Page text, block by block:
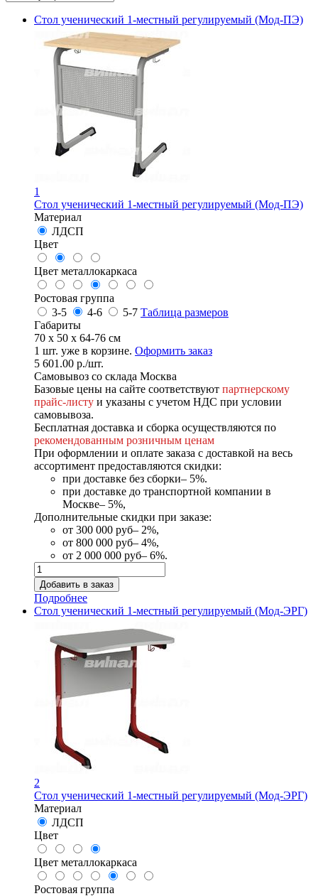
Стол ученический 1-местный регулируемый (Мод-ПЭ)
1
Стол ученический 1-местный регулируемый (Мод-ПЭ)
Материал
ЛДСП
Цвет
Цвет металлокаркаса
Ростовая группа
3-5
4-6 5-7 Таблица размеров
Габариты
70 x 50 x 64-76 см
1 шт. уже в корзине. Оформить заказ
5 601.00 р./шт.
Самовывоз со склада Москва
Базовые цены на сайте соответствуют партнерскому
прайс-листу и указаны с учетом НДС при условии
самовывоза.
Бесплатная доставка и сборка осуществляются по
рекомендованным розничным ценам
При оформлении и оплате заказа с доставкой на весь
ассортимент предоставляются скидки:
при доставке без сборки– 5%.
при доставке до транспортной компании в
Москве– 5%,
Дополнительные скидки при заказе:
от 300 000 руб– 2%,
от 800 000 руб– 4%,
от 2 000 000 руб– 6%.
Подробнее
Стол ученический 1-местный регулируемый (Мод-ЭРГ)
2
Стол ученический 1-местный регулируемый (Мод-ЭРГ)
Материал
ЛДСП
Цвет
Цвет металлокаркаса
Ростовая группа